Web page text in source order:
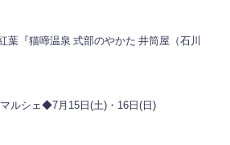
葉『猫啼温泉 式部のやかた 井筒屋（石川
ルシェ◆7月15日(土)・16日(日)